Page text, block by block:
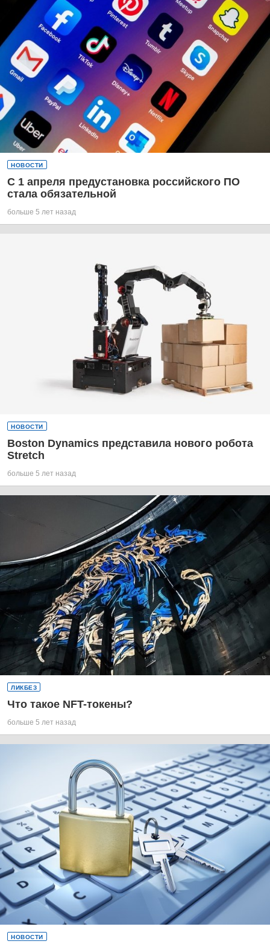
НОВОСТИ
С 1 апреля предустановка российского ПО
стала обязательной
больше 5 лет назад
НОВОСТИ
Boston Dynamics представила нового робота
Stretch
больше 5 лет назад
ЛИКБЕЗ
Что такое NFT-токены?
больше 5 лет назад
НОВОСТИ